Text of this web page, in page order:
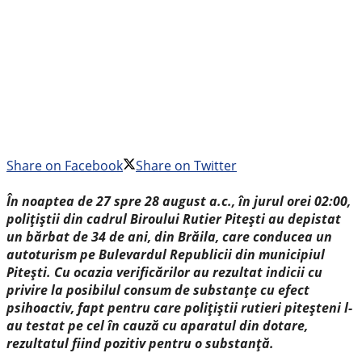
Share on Facebook
Share on Twitter
În noaptea de 27 spre 28 august a.c., în jurul orei 02:00,
polițiștii din cadrul Biroului Rutier Pitești au depistat
un bărbat de 34 de ani, din Brăila, care conducea un
autoturism pe Bulevardul Republicii din municipiul
Pitești. Cu ocazia verificărilor au rezultat indicii cu
privire la posibilul consum de substanțe cu efect
psihoactiv, fapt pentru care polițiștii rutieri piteșteni l-
au testat pe cel în cauză cu aparatul din dotare,
rezultatul fiind pozitiv pentru o substanță.